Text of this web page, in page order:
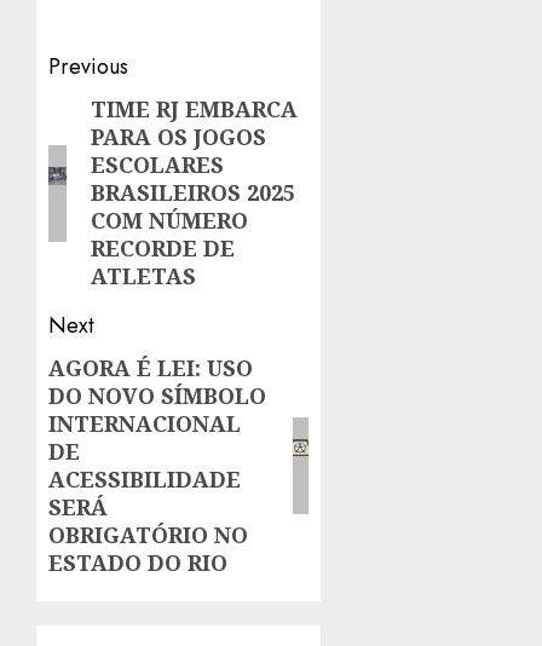
Post
navigation
Previous
Previous
post:
TIME RJ EMBARCA
PARA OS JOGOS
ESCOLARES
BRASILEIROS 2025
COM NÚMERO
RECORDE DE
ATLETAS
Next
Next
post:
AGORA É LEI: USO
DO NOVO SÍMBOLO
INTERNACIONAL
DE
ACESSIBILIDADE
SERÁ
OBRIGATÓRIO NO
ESTADO DO RIO